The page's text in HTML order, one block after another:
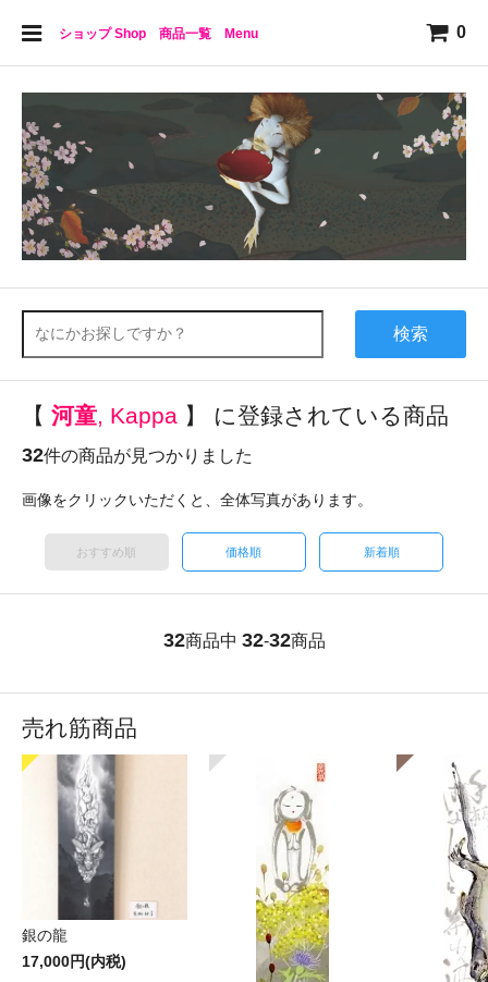
ショップ Shop 商品一覧 Menu 0
検索
【 河童, Kappa 】 に登録されている商品
32件の商品が見つかりました
画像をクリックいただくと、全体写真があります。
おすすめ順 価格順 新着順
32商品中 32-32商品
売れ筋商品
銀の龍
17,000円(内税)